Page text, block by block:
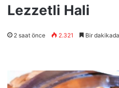
Lezzetli Hali
2 saat önce 2.321 Bir